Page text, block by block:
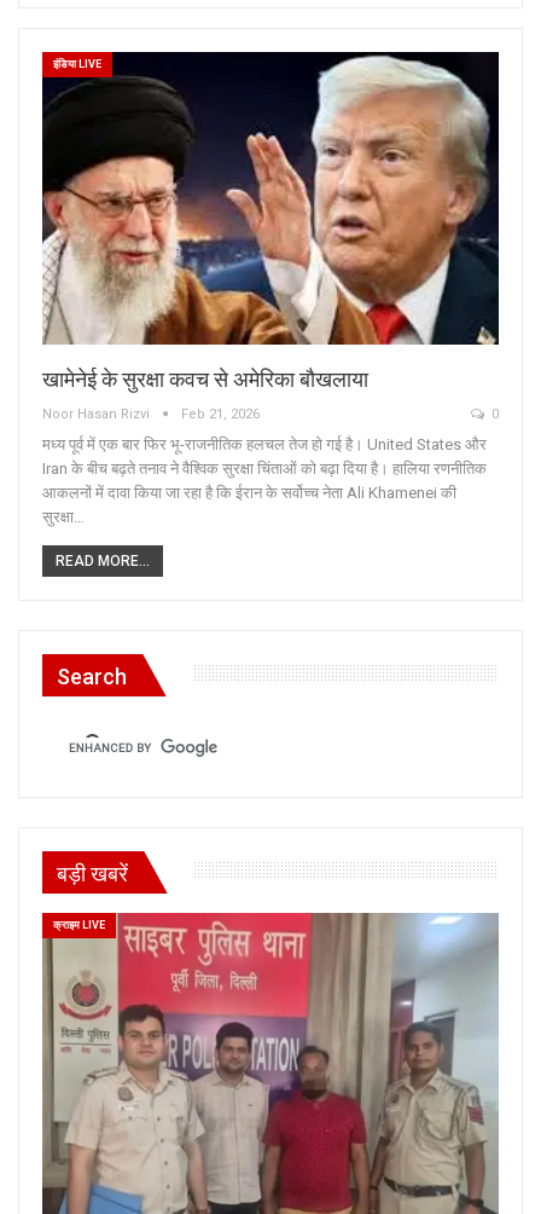
इंडिया LIVE
खामेनेई के सुरक्षा कवच से अमेरिका बौखलाया
Noor Hasan Rizvi Feb 21, 2026 0
मध्य पूर्व में एक बार फिर भू-राजनीतिक हलचल तेज हो गई है। United States और
Iran के बीच बढ़ते तनाव ने वैश्विक सुरक्षा चिंताओं को बढ़ा दिया है। हालिया रणनीतिक
आकलनों में दावा किया जा रहा है कि ईरान के सर्वोच्च नेता Ali Khamenei की
सुरक्षा…
READ MORE...
Search
बड़ी खबरें
क्राइम LIVE